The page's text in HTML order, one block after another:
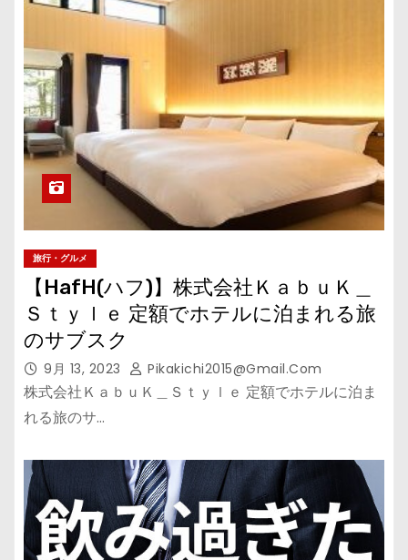
旅行・グルメ
【HafH(ハフ)】株式会社ＫａｂｕＫ＿
Ｓｔｙｌｅ 定額でホテルに泊まれる旅
のサブスク
9月 13, 2023 Pikakichi2015@gmail.com
株式会社ＫａｂｕＫ＿Ｓｔｙｌｅ 定額でホテルに泊ま
れる旅のサ…